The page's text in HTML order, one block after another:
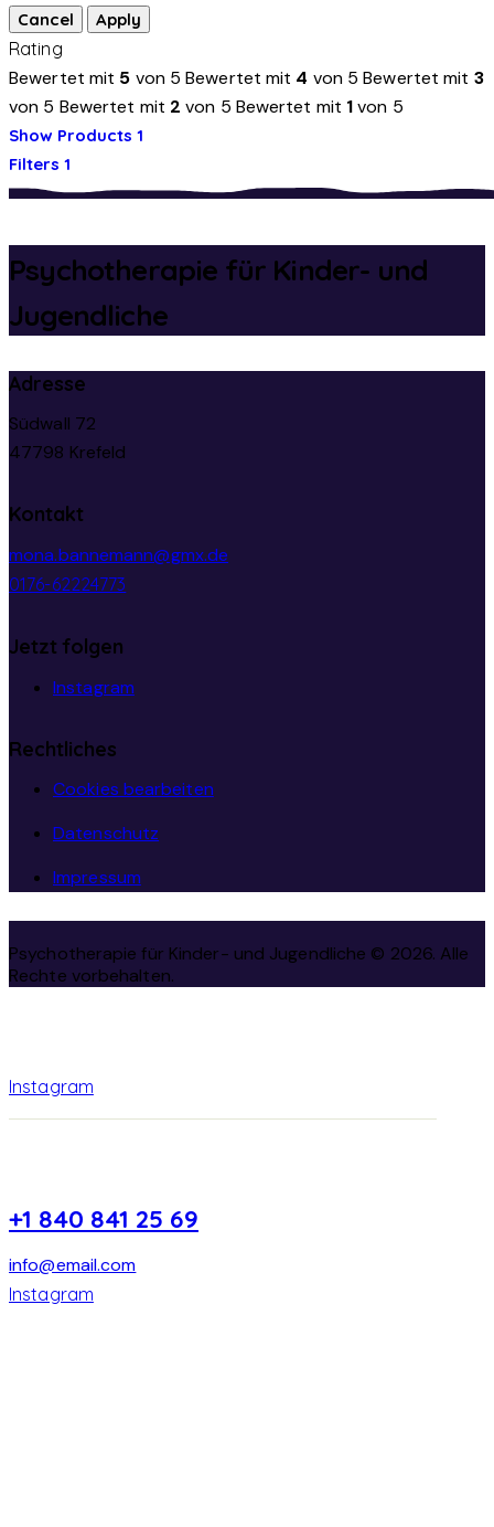
Rating
Bewertet mit 5 von 5 Bewertet mit 4 von 5 Bewertet mit 3
von 5 Bewertet mit 2 von 5 Bewertet mit 1von 5
Show Products 1
Filters 1
Psychotherapie für Kinder- und
Jugendliche
Adresse
Südwall 72
47798 Krefeld
Kontakt
mona.bannemann@gmx.de
0176-62224773
Jetzt folgen
Instagram
Rechtliches
Cookies bearbeiten
Datenschutz
Impressum
Psychotherapie für Kinder- und Jugendliche © 2026. Alle
Rechte vorbehalten.
Instagram
+1 840 841 25 69
info@email.com
Instagram